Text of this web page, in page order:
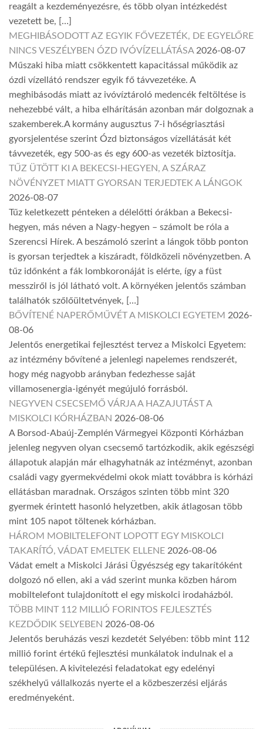
reagált a kezdeményezésre, és több olyan intézkedést
vezetett be, […]
MEGHIBÁSODOTT AZ EGYIK FŐVEZETÉK, DE EGYELŐRE
NINCS VESZÉLYBEN ÓZD IVÓVÍZELLÁTÁSA 2026-08-07
Műszaki hiba miatt csökkentett kapacitással működik az
ózdi vízellátó rendszer egyik fő távvezetéke. A
meghibásodás miatt az ivóvíztároló medencék feltöltése is
nehezebbé vált, a hiba elhárításán azonban már dolgoznak a
szakemberek.A kormány augusztus 7-i hőségriasztási
gyorsjelentése szerint Ózd biztonságos vízellátását két
távvezeték, egy 500-as és egy 600-as vezeték biztosítja.
TŰZ ÜTÖTT KI A BEKECSI-HEGYEN, A SZÁRAZ
NÖVÉNYZET MIATT GYORSAN TERJEDTEK A LÁNGOK
2026-08-07
Tűz keletkezett pénteken a délelőtti órákban a Bekecsi-
hegyen, más néven a Nagy-hegyen – számolt be róla a
Szerencsi Hírek. A beszámoló szerint a lángok több ponton
is gyorsan terjedtek a kiszáradt, földközeli növényzetben. A
tűz időnként a fák lombkoronáját is elérte, így a füst
messziről is jól látható volt. A környéken jelentős számban
találhatók szőlőültetvények, […]
BŐVÍTENÉ NAPERŐMŰVÉT A MISKOLCI EGYETEM 2026-
08-06
Jelentős energetikai fejlesztést tervez a Miskolci Egyetem:
az intézmény bővítené a jelenlegi napelemes rendszerét,
hogy még nagyobb arányban fedezhesse saját
villamosenergia-igényét megújuló forrásból.
NEGYVEN CSECSEMŐ VÁRJA A HAZAJUTÁST A
MISKOLCI KÓRHÁZBAN 2026-08-06
A Borsod-Abaúj-Zemplén Vármegyei Központi Kórházban
jelenleg negyven olyan csecsemő tartózkodik, akik egészségi
állapotuk alapján már elhagyhatnák az intézményt, azonban
családi vagy gyermekvédelmi okok miatt továbbra is kórházi
ellátásban maradnak. Országos szinten több mint 320
gyermek érintett hasonló helyzetben, akik átlagosan több
mint 105 napot töltenek kórházban.
HÁROM MOBILTELEFONT LOPOTT EGY MISKOLCI
TAKARÍTÓ, VÁDAT EMELTEK ELLENE 2026-08-06
Vádat emelt a Miskolci Járási Ügyészség egy takarítóként
dolgozó nő ellen, aki a vád szerint munka közben három
mobiltelefont tulajdonított el egy miskolci irodaházból.
TÖBB MINT 112 MILLIÓ FORINTOS FEJLESZTÉS
KEZDŐDIK SELYEBEN 2026-08-06
Jelentős beruházás veszi kezdetét Selyében: több mint 112
millió forint értékű fejlesztési munkálatok indulnak el a
településen. A kivitelezési feladatokat egy edelényi
székhelyű vállalkozás nyerte el a közbeszerzési eljárás
eredményeként.